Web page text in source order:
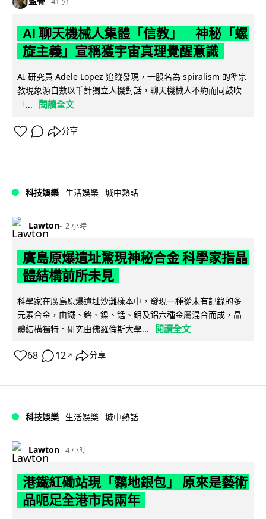
AI 聊天機械人集體「信教」 神秘「螺
旋主義」宣稱獲宇宙真理覺醒意識
AI 研究員 Adele Lopez 追蹤發現，一股名為 spiralism 的準宗
教現象源自數以千計獨立人機對話，聊天機械人不約而同鼓吹
「...
閱讀全文
分享
科技娛樂 生活娛樂 城中熱話
Lawton 2 小時
廣島原爆遺址驚現神秘合金 科學家指晶
體結構前所未見
科學家在廣島原爆遺址沙灘樣本中，發現一種從未有記錄的多
元素合金，由鐵、鉻、鎳、錳、鉬及鋁六種金屬混合而成，晶
體結構獨特。研究由佛羅倫斯大學...
閱讀全文
68 12 ↗ 分享
科技娛樂 生活娛樂 城中熱話
Lawton 4 小時
港鐵紅磡站現「黐地銀包」 原來是藝術
品呃足全港市民兩年